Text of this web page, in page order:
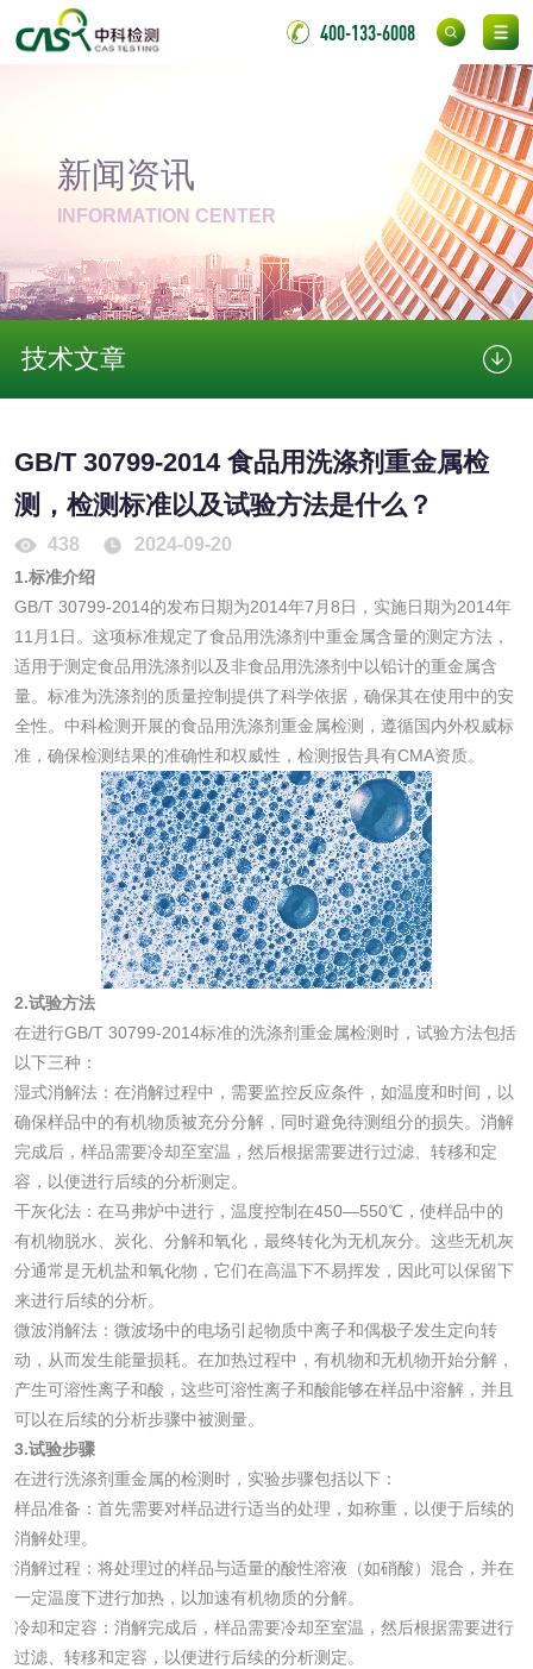
400-133-6008
新闻资讯
INFORMATION CENTER
技术文章
GB/T 30799-2014 食品用洗涤剂重金属检
测，检测标准以及试验方法是什么？
438 2024-09-20
1.标准介绍
GB/T 30799-2014的发布日期为2014年7月8日，实施日期为2014年
11月1日。这项标准规定了食品用洗涤剂中重金属含量的测定方法，
适用于测定食品用洗涤剂以及非食品用洗涤剂中以铅计的重金属含
量。标准为洗涤剂的质量控制提供了科学依据，确保其在使用中的安
全性。中科检测开展的食品用洗涤剂重金属检测，遵循国内外权威标
准，确保检测结果的准确性和权威性，检测报告具有CMA资质。
2.试验方法
在进行GB/T 30799-2014标准的洗涤剂重金属检测时，试验方法包括
以下三种：
湿式消解法：在消解过程中，需要监控反应条件，如温度和时间，以
确保样品中的有机物质被充分分解，同时避免待测组分的损失。消解
完成后，样品需要冷却至室温，然后根据需要进行过滤、转移和定
容，以便进行后续的分析测定。
干灰化法：在马弗炉中进行，温度控制在450—550℃，使样品中的
有机物脱水、炭化、分解和氧化，最终转化为无机灰分。这些无机灰
分通常是无机盐和氧化物，它们在高温下不易挥发，因此可以保留下
来进行后续的分析。
微波消解法：微波场中的电场引起物质中离子和偶极子发生定向转
动，从而发生能量损耗。在加热过程中，有机物和无机物开始分解，
产生可溶性离子和酸，这些可溶性离子和酸能够在样品中溶解，并且
可以在后续的分析步骤中被测量。
3.试验步骤
在进行洗涤剂重金属的检测时，实验步骤包括以下：
样品准备：首先需要对样品进行适当的处理，如称重，以便于后续的
消解处理。
消解过程：将处理过的样品与适量的酸性溶液（如硝酸）混合，并在
一定温度下进行加热，以加速有机物质的分解。
冷却和定容：消解完成后，样品需要冷却至室温，然后根据需要进行
过滤、转移和定容，以便进行后续的分析测定。
金属硬度测试
喷嘴检测
气弹簧检测
伸缩警棍检测
光触媒检测
消毒产品
成分分析配方研发 驱蚊检测
防霉检测 霉菌污染分析
消毒产品备案 防螨除螨检测
微生物检测
化妆品
化妆品毒理试验 化妆品毒理测试
化妆品眼刺激试验 化妆品皮肤刺激试
验
化妆品急性经口毒
性试验
应试验
皮肤光变态反应试
清洗剂检测 日化产品毒理检测
洗手液检测